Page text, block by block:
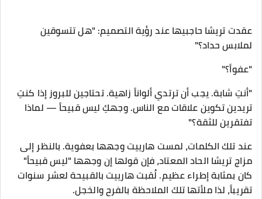
​عقدت تريشا حاجبيها عند رؤية التصميم: "هل تتسوقين
لملابس حداد؟"
"عفواً؟"
"أنتِ شابة. يجب أن ترتدي ألواناً زاهية. تحتاجين للبروز إذا كنتِ
تريدين تكوين علاقات مع الناس. وجهكِ ليس قبيحاً — لماذا
تفتقرين للثقة؟"
​عند تلك الكلمات، لمست هارييت وجهها بعفوية. بالنظر إلى
مزاج تريشا الحاد المعتاد، فإن قولها إن وجهها "ليس قبيحاً"
كان بمثابة إطراء عظيم. لُقبت هارييت بالقبيحة لعشر سنوات
تقريباً، لذا ملأتها تلك الملاحظة بالفرح والخجل.